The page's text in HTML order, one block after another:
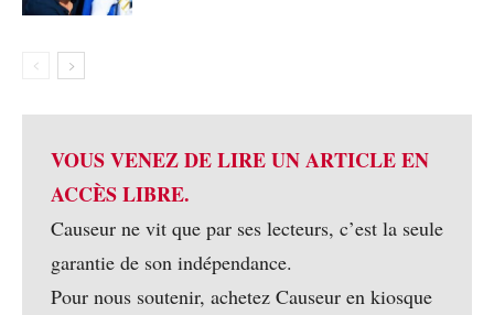
VOUS VENEZ DE LIRE UN ARTICLE EN
ACCÈS LIBRE.
Causeur ne vit que par ses lecteurs, c’est la seule
garantie de son indépendance.
Pour nous soutenir, achetez Causeur en kiosque